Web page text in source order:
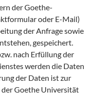
der Goethe-
oder E-Mail)
der Anfrage sowie
gespeichert.
nach Erfüllung der
werden die Daten
der Daten ist zur
Goethe Universität